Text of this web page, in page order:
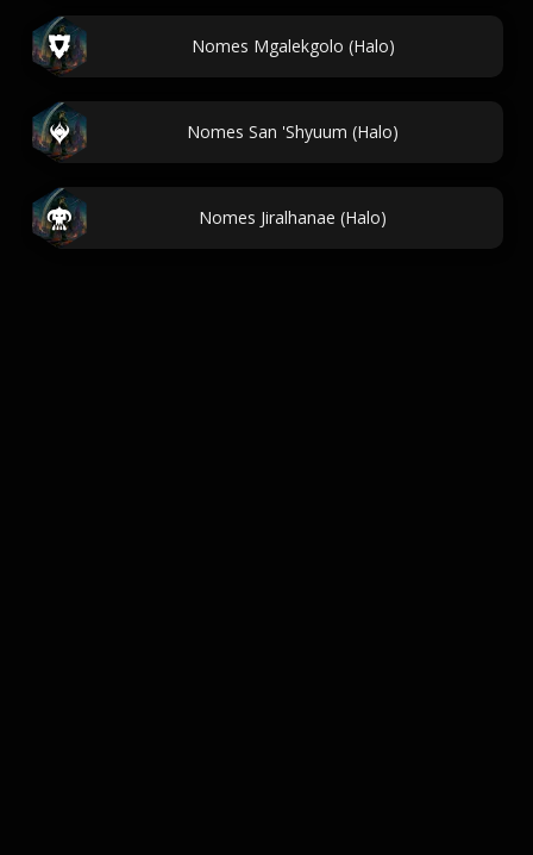
Nomes Mgalekgolo (Halo)
Nomes San 'Shyuum (Halo)
Nomes Jiralhanae (Halo)